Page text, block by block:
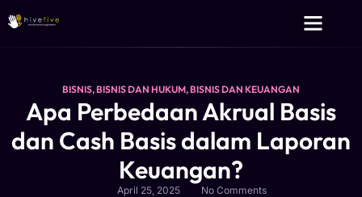
BISNIS,BISNIS DAN HUKUM,BISNIS DAN KEUANGAN
Apa Perbedaan Akrual Basis
dan Cash Basis dalam Laporan
Keuangan?
April 25, 2025 No Comments